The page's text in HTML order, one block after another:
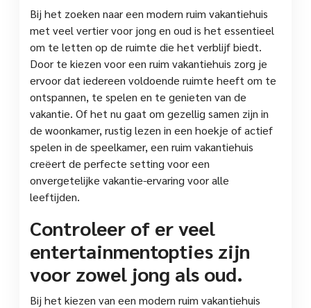
Bij het zoeken naar een modern ruim vakantiehuis
met veel vertier voor jong en oud is het essentieel
om te letten op de ruimte die het verblijf biedt.
Door te kiezen voor een ruim vakantiehuis zorg je
ervoor dat iedereen voldoende ruimte heeft om te
ontspannen, te spelen en te genieten van de
vakantie. Of het nu gaat om gezellig samen zijn in
de woonkamer, rustig lezen in een hoekje of actief
spelen in de speelkamer, een ruim vakantiehuis
creëert de perfecte setting voor een
onvergetelijke vakantie-ervaring voor alle
leeftijden.
Controleer of er veel
entertainmentopties zijn
voor zowel jong als oud.
Bij het kiezen van een modern ruim vakantiehuis